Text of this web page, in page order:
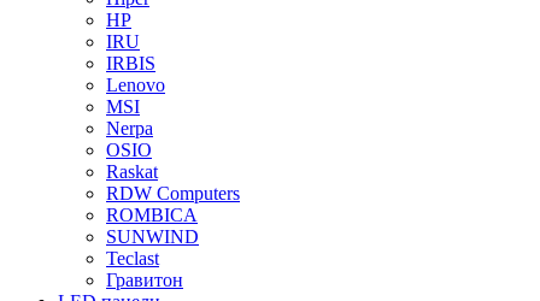
HP
IRU
IRBIS
Lenovo
MSI
Nerpa
OSIO
Raskat
RDW Computers
ROMBICA
SUNWIND
Teclast
Гравитон